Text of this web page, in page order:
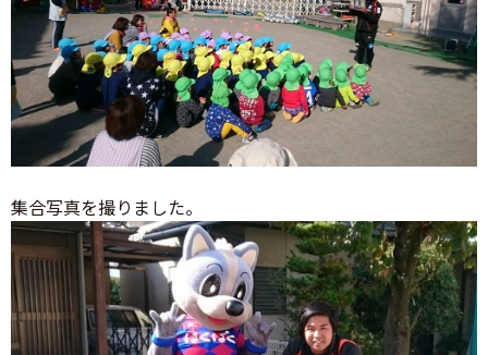
集合写真を撮りました。